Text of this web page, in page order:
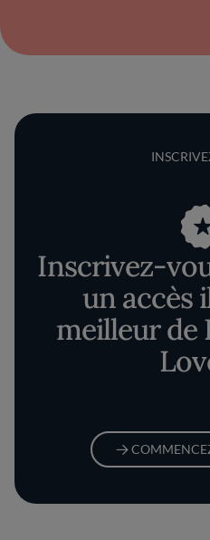
Inscrivez-
un accès
meilleur de